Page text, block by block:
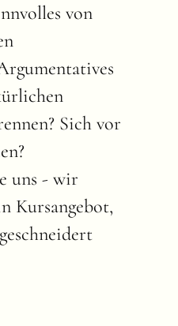
von
Sich vor
uns - wir
Kursangebot,